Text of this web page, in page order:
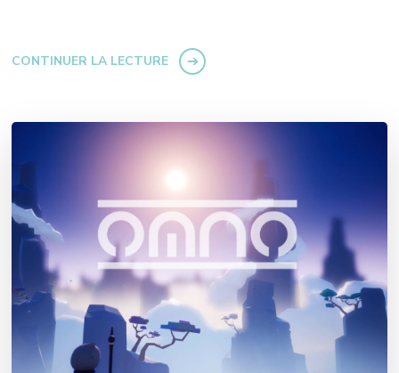
CONTINUER LA LECTURE